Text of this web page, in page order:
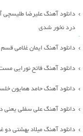
دانلود آهنگ علیرضا
درد نخور شدی
دانلود آهنگ ایمان غلامی قسم
دانلود آهنگ فاتح نورایی
دانلود آهنگ حامد همایون
دانلود آهنگ علی سفلی یعنی
دانلود آهنگ میلاد بهشتی دو